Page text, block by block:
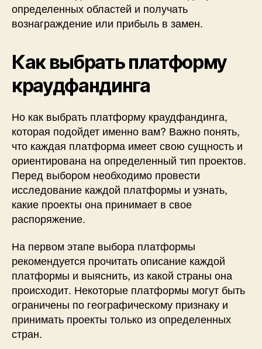
определенных областей и получать
вознаграждение или прибыль в замен.
Как выбрать платформу
краудфандинга
Но как выбрать платформу краудфандинга,
которая подойдет именно вам? Важно понять,
что каждая платформа имеет свою сущность и
ориентирована на определенный тип проектов.
Перед выбором необходимо провести
исследование каждой платформы и узнать,
какие проекты она принимает в свое
распоряжение.
На первом этапе выбора платформы
рекомендуется прочитать описание каждой
платформы и выяснить, из какой страны она
происходит. Некоторые платформы могут быть
ограничены по географическому признаку и
принимать проекты только из определенных
стран.